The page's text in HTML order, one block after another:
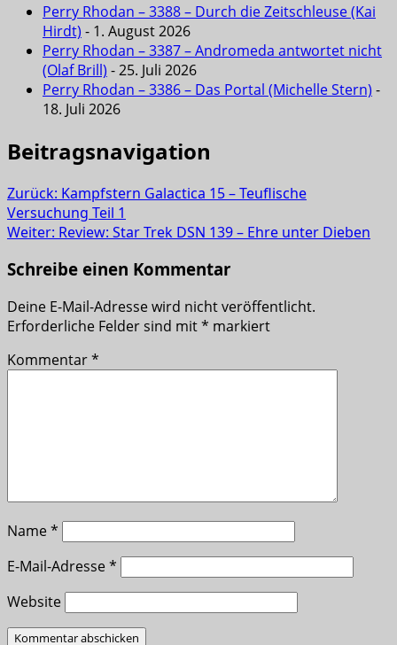
Perry Rhodan – 3388 – Durch die Zeitschleuse (Kai
Hirdt) - 1. August 2026
Perry Rhodan – 3387 – Andromeda antwortet nicht
(Olaf Brill) - 25. Juli 2026
Perry Rhodan – 3386 – Das Portal (Michelle Stern) -
18. Juli 2026
Beitragsnavigation
Zurück: Kampfstern Galactica 15 – Teuflische
Versuchung Teil 1
Weiter: Review: Star Trek DSN 139 – Ehre unter Dieben
Schreibe einen Kommentar
Deine E-Mail-Adresse wird nicht veröffentlicht.
Erforderliche Felder sind mit* markiert
Kommentar*
Name*
E-Mail-Adresse*
Website